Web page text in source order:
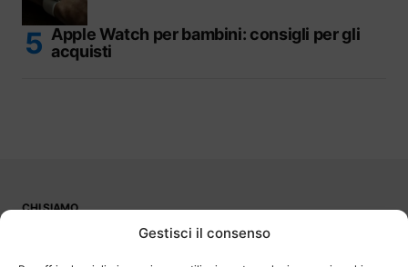
Gestisci il consenso
Apple Watch per bambini: consigli per gli
acquisti
CHI SIAMO